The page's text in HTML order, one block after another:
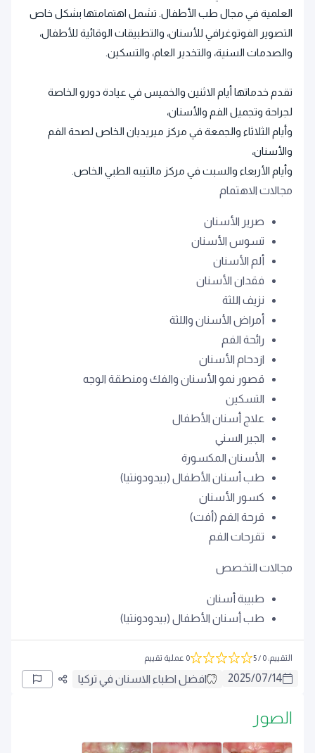
العلمية في مجال طب الأطفال. تشمل اهتمامتها بشكل خاص
التصوير الفوتوغرافي للأسنان، والتطبيقات الوقائية للأطفال،
والصدمات السنية، والتخدير العام، والتسكين.
تقدم خدماتها أيام الاثنين والخميس في عيادة دورو الخاصة
لجراحة وتجميل الفم والأسنان،
وأيام الثلاثاء والجمعة في مركز ميريديان الخاص لصحة الفم
والأسنان،
وأيام الأربعاء والسبت في مركز مالتيبه الطبي الخاص.
مجالات الاهتمام
صرير الأسنان
تسوس الأسنان
ألم الأسنان
فقدان الأسنان
نزيف اللثة
أمراض الأسنان واللثة
رائحة الفم
ازدحام الأسنان
قصور نمو الأسنان والفك ومنطقة الوجه
التسكين
علاج أسنان الأطفال
الجير السني
الأسنان المكسورة
طب أسنان الأطفال (بيدودونتيا)
كسور الأسنان
قرحة الفم (أفت)
تقرحات الفم
مجالات التخصص
طبيبة أسنان
طب أسنان الأطفال (بيدودونتيا)
التقييم:
0
/ 5 0 عملية تقييم
2025/07/14 افضل اطباء الاسنان في تركيا
الصور